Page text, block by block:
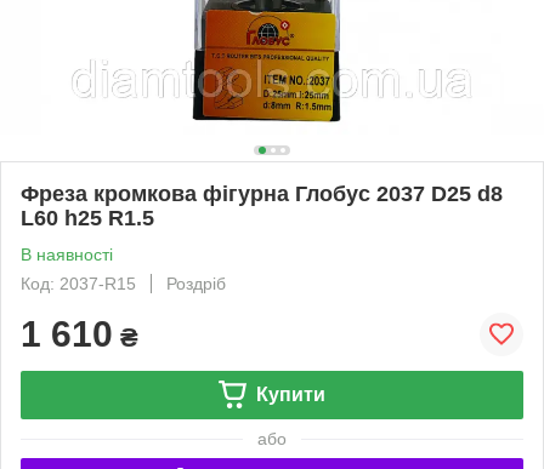
Фреза кромкова фігурна Глобус 2037 D25 d8
L60 h25 R1.5
В наявності
Код: 2037-R15
Роздріб
1 610 ₴
Купити
або